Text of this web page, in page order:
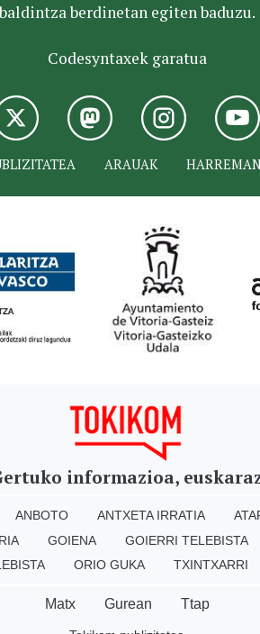
berdinetan egiten baduzu.
Codesyntaxek garatua
ARAUAK
informazioa,
ANBOTO ANTXETA IRRATIA
GOIENA GOIERRI TELEBISTA
ORIO GUKA TXINTXARRI
Matx Gurean Ttap